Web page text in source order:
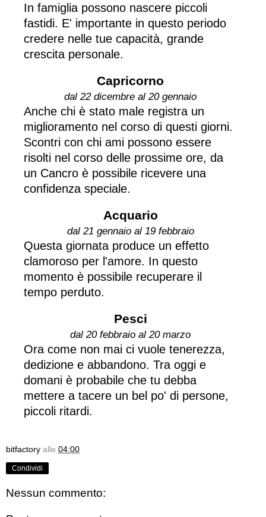
In famiglia possono nascere piccoli
fastidi. E' importante in questo periodo
credere nelle tue capacità, grande
crescita personale.
Capricorno
dal 22 dicembre al 20 gennaio
Anche chi è stato male registra un
miglioramento nel corso di questi giorni.
Scontri con chi ami possono essere
risolti nel corso delle prossime ore, da
un Cancro è possibile ricevere una
confidenza speciale.
Acquario
dal 21 gennaio al 19 febbraio
Questa giornata produce un effetto
clamoroso per l'amore. In questo
momento è possibile recuperare il
tempo perduto.
Pesci
dal 20 febbraio al 20 marzo
Ora come non mai ci vuole tenerezza,
dedizione e abbandono. Tra oggi e
domani è probabile che tu debba
mettere a tacere un bel po' di persone,
piccoli ritardi.
bitfactory alle 04:00
Condividi
Nessun commento: